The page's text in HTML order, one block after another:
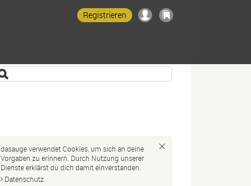
Registrieren
dasauge verwendet Cookies, um sich an deine
Vorgaben zu erinnern. Durch Nutzung unserer
Dienste erklärst du dich damit einverstanden.
Datenschutz